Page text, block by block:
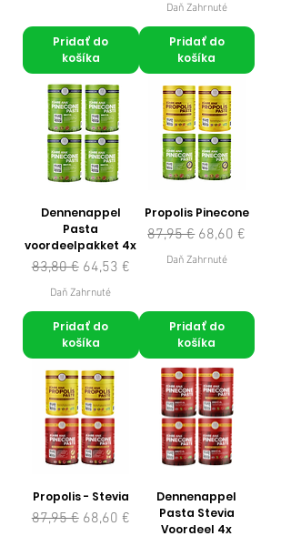
Pridať do
košíka
Daň Zahrnuté
Pridať do
košíka
Dennenappel
Pasta
voordeelpakket 4x
Normálna cena
83,80 € Zľavnená cena
64,53 €
Daň Zahrnuté
Pridať do
košíka
Propolis Pinecone
Normálna cena
87,95 € Zľavnená cena
68,60 €
Daň Zahrnuté
Pridať do
košíka
Propolis - Stevia
Normálna cena
87,95 € Zľavnená cena
68,60 €
Dennenappel
Pasta Stevia
Voordeel 4x